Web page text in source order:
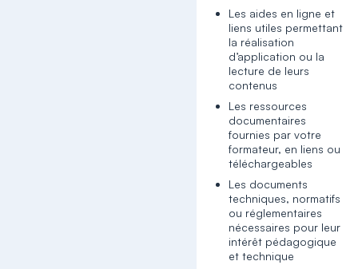
Les aides en ligne et
liens utiles permettant
la réalisation
d’application ou la
lecture de leurs
contenus
Les ressources
documentaires
fournies par votre
formateur, en liens ou
téléchargeables
Les documents
techniques, normatifs
ou réglementaires
nécessaires pour leur
intérêt pédagogique
et technique